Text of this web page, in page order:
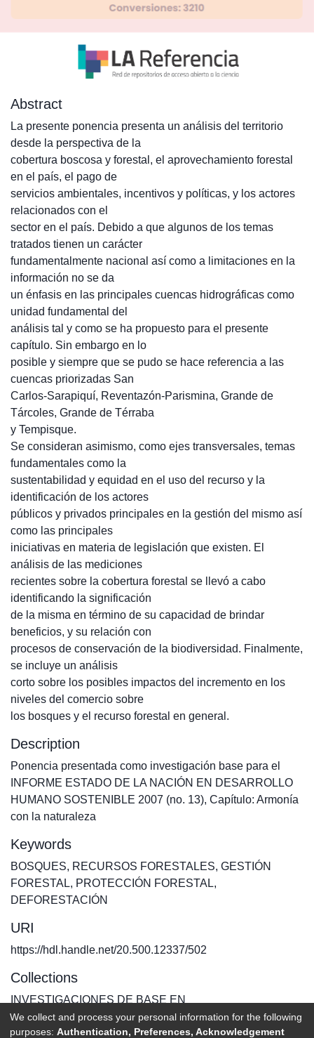
Abstract
La presente ponencia presenta un análisis del territorio
desde la perspectiva de la
cobertura boscosa y forestal, el aprovechamiento forestal
en el país, el pago de
servicios ambientales, incentivos y políticas, y los actores
relacionados con el
sector en el país. Debido a que algunos de los temas
tratados tienen un carácter
fundamentalmente nacional así como a limitaciones en la
información no se da
un énfasis en las principales cuencas hidrográficas como
unidad fundamental del
análisis tal y como se ha propuesto para el presente
capítulo. Sin embargo en lo
posible y siempre que se pudo se hace referencia a las
cuencas priorizadas San
Carlos-Sarapiquí, Reventazón-Parismina, Grande de
Tárcoles, Grande de Térraba
y Tempisque.
Se consideran asimismo, como ejes transversales, temas
fundamentales como la
sustentabilidad y equidad en el uso del recurso y la
identificación de los actores
públicos y privados principales en la gestión del mismo así
como las principales
iniciativas en materia de legislación que existen. El
análisis de las mediciones
recientes sobre la cobertura forestal se llevó a cabo
identificando la significación
de la misma en término de su capacidad de brindar
beneficios, y su relación con
procesos de conservación de la biodiversidad. Finalmente,
se incluye un análisis
corto sobre los posibles impactos del incremento en los
niveles del comercio sobre
los bosques y el recurso forestal en general.
Description
Ponencia presentada como investigación base para el
INFORME ESTADO DE LA NACIÓN EN DESARROLLO
HUMANO SOSTENIBLE 2007 (no. 13), Capítulo: Armonía
con la naturaleza
Keywords
BOSQUES, RECURSOS FORESTALES, GESTIÓN
FORESTAL, PROTECCIÓN FORESTAL,
DEFORESTACIÓN
URI
https://hdl.handle.net/20.500.12337/502
Collections
INVESTIGACIONES DE BASE EN
Full item page
We collect and process your personal information for the following
purposes: Authentication, Preferences, Acknowledgement